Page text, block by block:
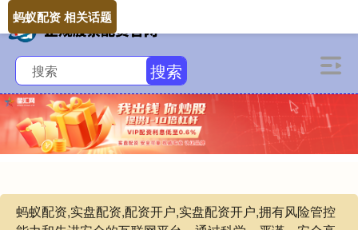
搜索
蚂蚁配资,实盘配资,配资开户,实盘配资开户,拥有风险管控
蚂蚁配资 相关话题